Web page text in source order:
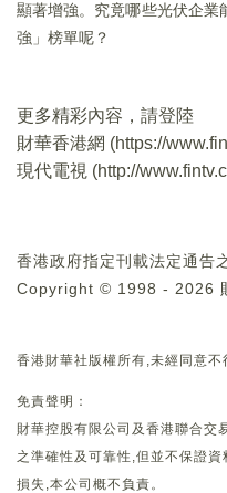
顯著增強。究竟哪些光伏企業
強」榜單呢？
更多精彩內容，請登陸
財華香港網 (https://
現代電視 (http://
香港政府指定刊載法定通告
Copyright © 1998 - 2026
香港財華社版權所有,未經同意不
免責聲明：
財華控股有限公司及香港聯合交
之準確性及可靠性,但並不保證
損失,本公司概不負責。